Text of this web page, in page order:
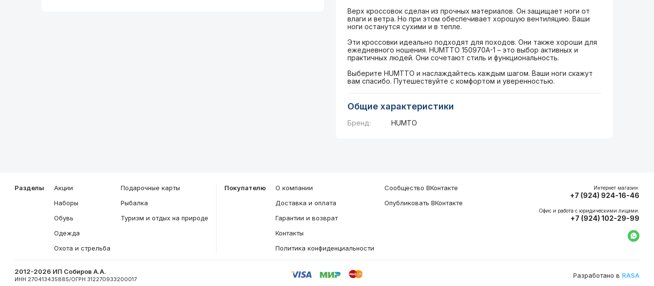
Верх кроссовок сделан из прочных материалов. Он защищает ноги от
влаги и ветра. Но при этом обеспечивает хорошую вентиляцию. Ваши
ноги останутся сухими и в тепле.
Эти кроссовки идеально подходят для походов. Они также хороши для
ежедневного ношения. HUMTTO 150970A-1 – это выбор активных и
практичных людей. Они сочетают стиль и функциональность.
Выберите HUMTTO и наслаждайтесь каждым шагом. Ваши ноги скажут
вам спасибо. Путешествуйте с комфортом и уверенностью.
Общие характеристики
Бренд: HUMTO
Разделы
Акции
Наборы
Обувь
Одежда
Охота и стрельба
Подарочные карты
Рыбалка
Туризм и отдых на природе
Покупателю
О компании
Доставка и оплата
Гарантии и возврат
Контакты
Политика конфиденциальности
Сообщество ВКонтакте
Опубликовать ВКонтакте
Интернет магазин:
+7 (924) 924-16-46
Офис и работа с юридическими лицами:
+7 (924) 102-29-99
2012-2026 ИП Собиров А.А.
ИНН 270413435885/ОГРН 312270933200017
Разработано в RASA